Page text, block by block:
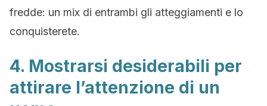
fredde: un mix di entrambi gli atteggiamenti e lo
conquisterete.
4. Mostrarsi desiderabili per
attirare l’attenzione di un